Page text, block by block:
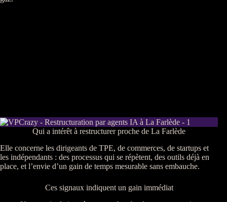
Qui a intérêt à restructurer proche de La Farlède
Elle concerne les dirigeants de TPE, de commerces, de startups et
les indépendants : des processus qui se répètent, des outils déjà en
place, et l’envie d’un gain de temps mesurable sans embauche.
Ces signaux indiquent un gain immédiat